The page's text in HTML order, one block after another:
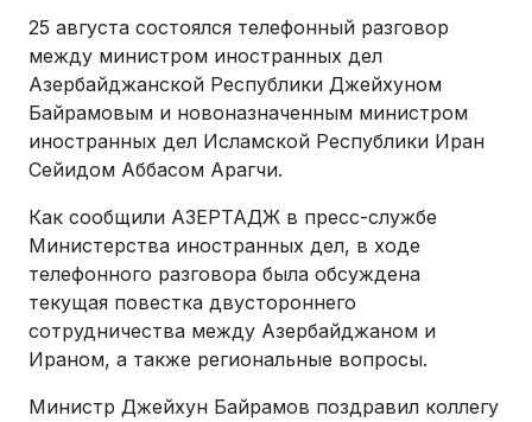
25 августа состоялся телефонный разговор
между министром иностранных дел
Азербайджанской Республики Джейхуном
Байрамовым и новоназначенным министром
иностранных дел Исламской Республики Иран
Сейидом Аббасом Арагчи.
Как сообщили АЗЕРТАДЖ в пресс-службе
Министерства иностранных дел, в ходе
телефонного разговора была обсуждена
текущая повестка двустороннего
сотрудничества между Азербайджаном и
Ираном, а также региональные вопросы.
Министр Джейхун Байрамов поздравил коллегу